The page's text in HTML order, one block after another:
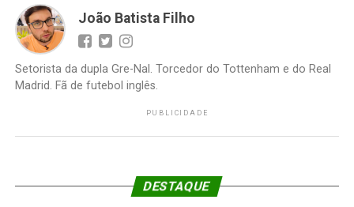
João Batista Filho
Setorista da dupla Gre-Nal. Torcedor do Tottenham e do Real
Madrid. Fã de futebol inglês.
PUBLICIDADE
DESTAQUE